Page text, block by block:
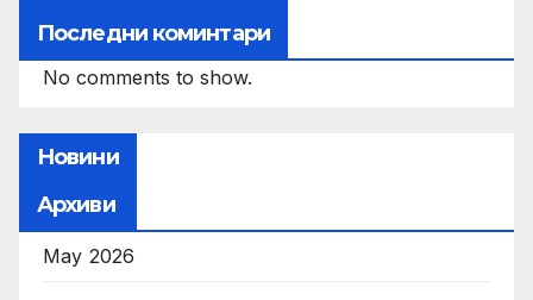
Последни коминтари
No comments to show.
Новини
Архиви
May 2026